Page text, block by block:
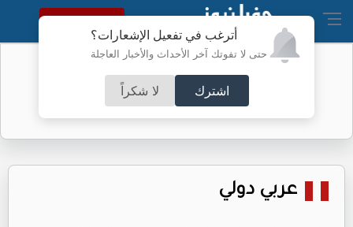
أترغب في تفعيل الإشعارات؟
حتى لا تفوتك آخر الأحداث والأخبار العاجلة
اشترك لا شكراً
النسخة الكاملة
عربي دولي